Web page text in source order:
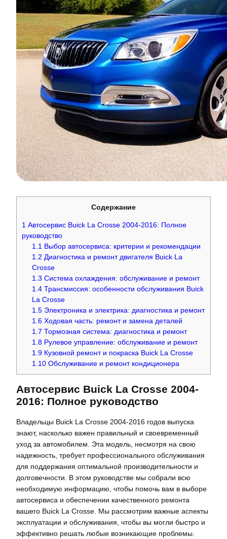
Содержание
1 Автосервис Buick La Crosse 2004-2016: Полное
руководство
1.1 Выбор автосервиса: критерии и рекомендации
1.2 Диагностика и ремонт двигателя Buick La
Crosse
1.3 Система охлаждения: обслуживание и ремонт
1.4 Трансмиссия: особенности обслуживания Buick
La Crosse
1.5 Электроника и электрика: диагностика и ремонт
1.6 Ходовая часть: ремонт и замена деталей
1.7 Тормозная система: диагностика и ремонт
1.8 Рулевое управление: обслуживание и ремонт
1.9 Кузовной ремонт и покраска Buick La Crosse
1.10 Обслуживание и ремонт кондиционера
Автосервис Buick La Crosse 2004-
2016: Полное руководство
Владельцы Buick La Crosse 2004-2016 годов выпуска
знают, насколько важен правильный и своевременный
уход за автомобилем. Эта модель, несмотря на свою
надежность, требует профессионального обслуживания
для поддержания оптимальной производительности и
долговечности. В этом руководстве мы собрали всю
необходимую информацию, чтобы помочь вам в выборе
автосервиса и обеспечении качественного ремонта
вашего Buick La Crosse. Мы рассмотрим важные аспекты
эксплуатации и обслуживания, чтобы вы могли быстро и
эффективно решать любые возникающие проблемы.